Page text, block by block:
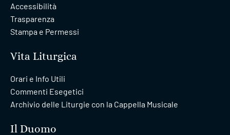
Accessibilità
Trasparenza
Stampa e Permessi
Vita Liturgica
Orari e Info Utili
Commenti Esegetici
Archivio delle Liturgie con la Cappella Musicale
Il Duomo